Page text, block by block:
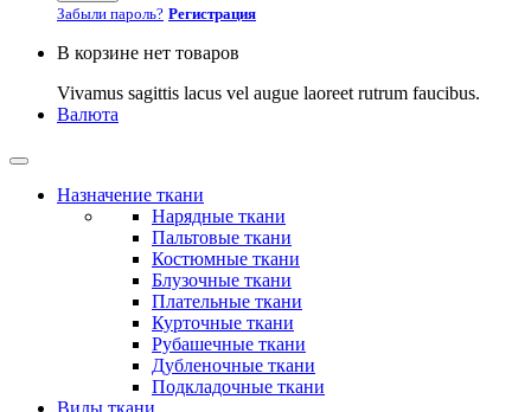
Забыли пароль? Регистрация
В корзине нет товаров
Vivamus sagittis lacus vel augue laoreet rutrum faucibus.
Валюта
Назначение ткани
Нарядные ткани
Пальтовые ткани
Костюмные ткани
Блузочные ткани
Плательные ткани
Курточные ткани
Рубашечные ткани
Дубленочные ткани
Подкладочные ткани
Виды ткани